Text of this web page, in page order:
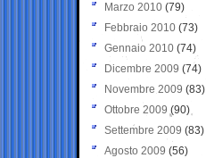
Marzo 2010 (79)
Febbraio 2010 (73)
Gennaio 2010 (74)
Dicembre 2009 (74)
Novembre 2009 (83)
Ottobre 2009 (90)
Settembre 2009 (83)
Agosto 2009 (56)